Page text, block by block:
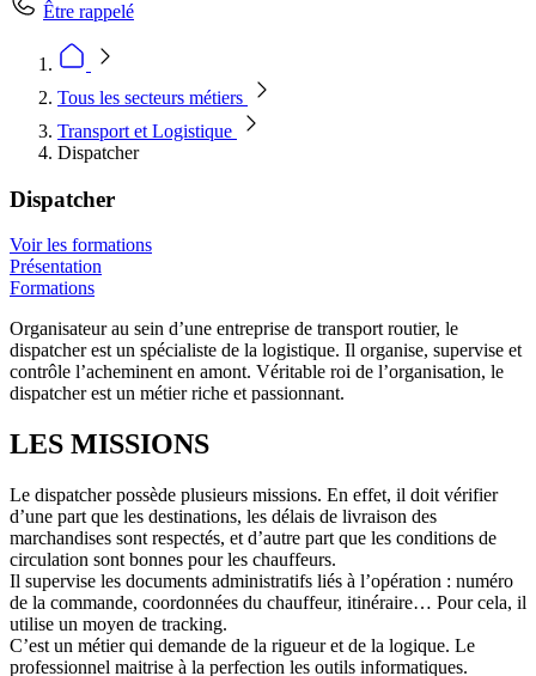
Être rappelé
Tous les secteurs métiers
Transport et Logistique
Dispatcher
Dispatcher
Voir les formations
Présentation
Formations
Organisateur au sein d’une entreprise de transport routier, le
dispatcher est un spécialiste de la logistique. Il organise, supervise et
contrôle l’acheminent en amont. Véritable roi de l’organisation, le
dispatcher est un métier riche et passionnant.
LES MISSIONS
Le dispatcher possède plusieurs missions. En effet, il doit vérifier
d’une part que les destinations, les délais de livraison des
marchandises sont respectés, et d’autre part que les conditions de
circulation sont bonnes pour les chauffeurs.
Il supervise les documents administratifs liés à l’opération : numéro
de la commande, coordonnées du chauffeur, itinéraire… Pour cela, il
utilise un moyen de tracking.
C’est un métier qui demande de la rigueur et de la logique. Le
professionnel maitrise à la perfection les outils informatiques.